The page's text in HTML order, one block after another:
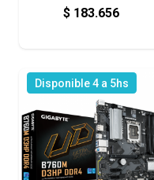
$ 183.656
Disponible 4 a 5hs